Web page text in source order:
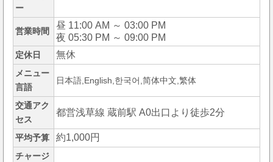
ー
営業時間
昼 11:00 AM ～ 03:00 PM
夜 05:30 PM ～ 09:00 PM
定休日 無休
メニュー
言語
日本語,English,한국어,简体中文,繁体
交通アク
セス
都営浅草線 蔵前駅 A0出口より徒歩2分
平均予算 約1,000円
チャージ